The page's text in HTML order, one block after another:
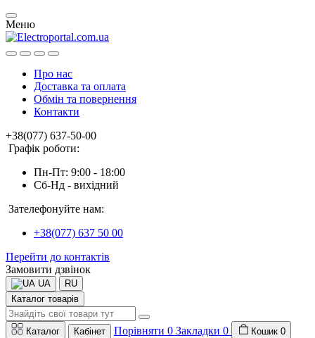
Меню
Про нас
Доставка та оплата
Обмін та повернення
Контакти
+38(077) 637-50-00
Графік роботи:
Пн-Пт: 9:00 - 18:00
Сб-Нд - вихідний
Зателефонуйте нам:
+38(077) 637 50 00
Перейти до контактів
Замовити дзвінок
UA
RU
Каталог товарів
Каталог Кабінет Порівняти 0 Закладки 0 Кошик 0